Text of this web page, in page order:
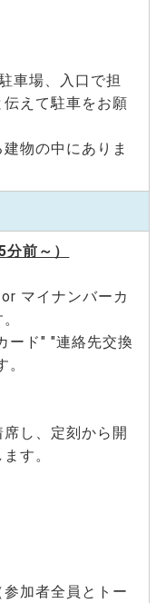
車場、入口で担
えて駐車をお願
物の中にありま
前～）
マイナンバーカ
ード" "連絡先交換
し、定刻から開
す。
加者全員とトー